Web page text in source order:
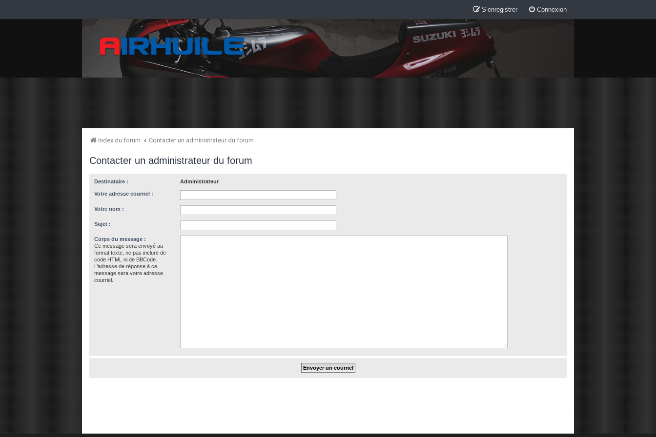
Connexion
S’enregistrer
Index du forum Contacter un administrateur du forum
Contacter un administrateur du forum
Destinataire : Administrateur
Votre adresse courriel :
Votre nom :
Sujet :
Corps du message :
Ce message sera envoyé au
format texte, ne pas inclure de
code HTML ni de BBCode.
L’adresse de réponse à ce
message sera votre adresse
courriel.